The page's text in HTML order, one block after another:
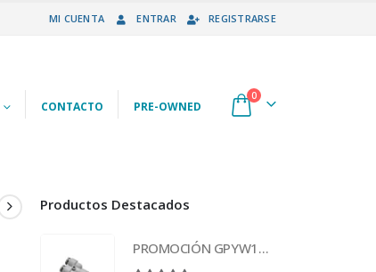
MI CUENTA ENTRAR REGISTRARSE
CONTACTO PRE-OWNED
0
Productos Destacados
PROMOCIÓN GPYW10-8 Racor